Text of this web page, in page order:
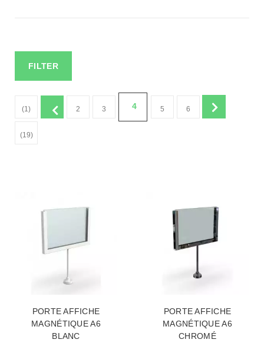
FILTER
(1) 2 3 4 5 6
(19)
PORTE AFFICHE
MAGNÉTIQUE A6
BLANC
PORTE AFFICHE
MAGNÉTIQUE A6
CHROMÉ